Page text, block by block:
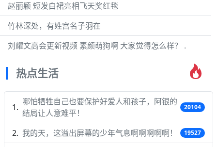
赵丽颖 短发白裙亮相飞天奖红毯
竹林深处，有姓宫名子羽在
刘耀文高会更新视频 素颜萌狗啊 大家觉得怎么样？ .
热点生活
哪怕牺牲自己也要保护好爱人和孩子，阿银的
结局让人意难平！
20104
我的天，这溢出屏幕的少年气息啊啊啊啊啊！ 19527